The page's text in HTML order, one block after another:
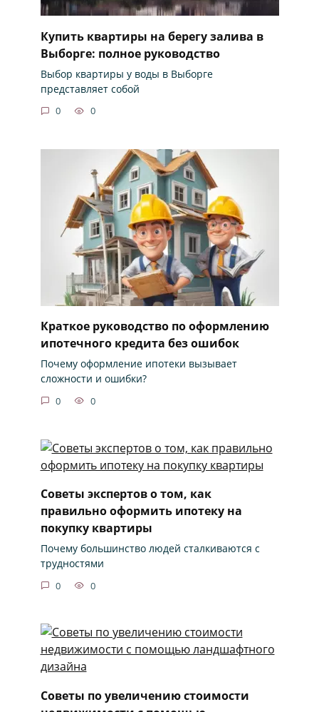
Купить квартиры на берегу залива в
Выборге: полное руководство
Выбор квартиры у воды в Выборге
представляет собой
0 0
Краткое руководство по оформлению
ипотечного кредита без ошибок
Почему оформление ипотеки вызывает
сложности и ошибки?
0 0
Советы экспертов о том, как
правильно оформить ипотеку на
покупку квартиры
Почему большинство людей сталкиваются с
трудностями
0 0
Советы по увеличению стоимости